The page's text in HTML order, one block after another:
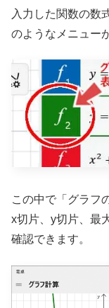
入力した関数の数
のようなメニュー
この中で「グラフ
x切片、y切片、最
確認できます。